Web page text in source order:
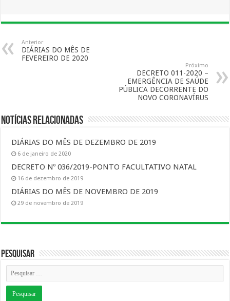
Anterior
DIÁRIAS DO MÊS DE
FEVEREIRO DE 2020
Próximo
DECRETO 011-2020 –
EMERGÊNCIA DE SAÚDE
PÚBLICA DECORRENTE DO
NOVO CORONAVÍRUS
Notícias Relacionadas
DIÁRIAS DO MÊS DE DEZEMBRO DE 2019
6 de janeiro de 2020
DECRETO Nº 036/2019-PONTO FACULTATIVO NATAL
16 de dezembro de 2019
DIÁRIAS DO MÊS DE NOVEMBRO DE 2019
29 de novembro de 2019
Pesquisar